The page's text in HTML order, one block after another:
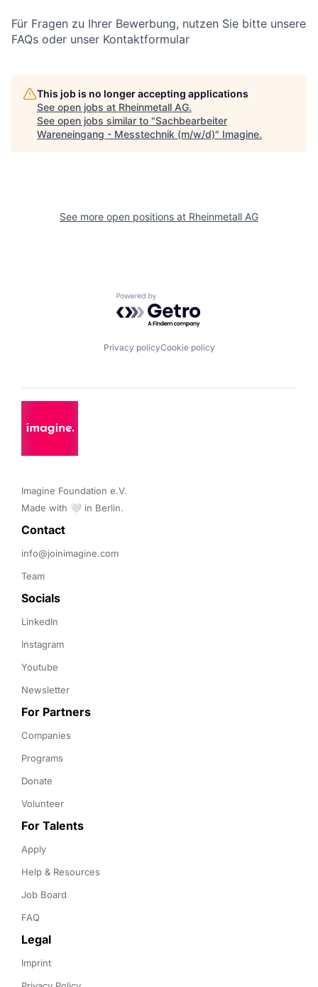
Für Fragen zu Ihrer Bewerbung, nutzen Sie bitte unsere
FAQs oder unser Kontaktformular
This job is no longer accepting applications
See open jobs at Rheinmetall AG.
See open jobs similar to "Sachbearbeiter
Wareneingang - Messtechnik (m/w/d)" Imagine.
See more open positions at Rheinmetall AG
Powered by Getro.com
Privacy policyCookie policy
Imagine Foundation e.V.
Made with 🤍 in Berlin.
Contact
info@joinimagine.com
Team
Socials
LinkedIn
Instagram
Youtube
Newsletter
For Partners
Companies
Programs
Donate
Volunteer
For Talents
Apply
Help & Resources
Job Board
FAQ
Legal
Imprint